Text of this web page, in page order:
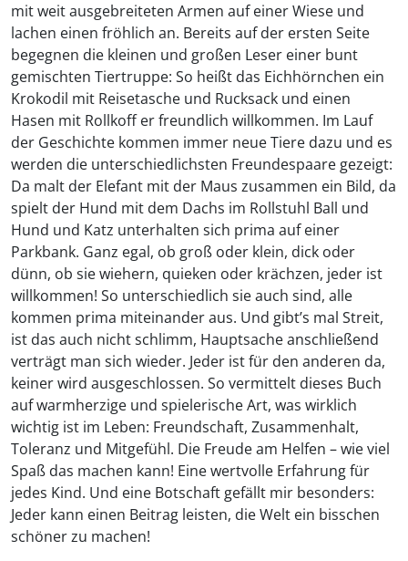
mit weit ausgebreiteten Armen auf einer Wiese und
lachen einen fröhlich an. Bereits auf der ersten Seite
begegnen die kleinen und großen Leser einer bunt
gemischten Tiertruppe: So heißt das Eichhörnchen ein
Krokodil mit Reisetasche und Rucksack und einen
Hasen mit Rollkoff er freundlich willkommen. Im Lauf
der Geschichte kommen immer neue Tiere dazu und es
werden die unterschiedlichsten Freundespaare gezeigt:
Da malt der Elefant mit der Maus zusammen ein Bild, da
spielt der Hund mit dem Dachs im Rollstuhl Ball und
Hund und Katz unterhalten sich prima auf einer
Parkbank. Ganz egal, ob groß oder klein, dick oder
dünn, ob sie wiehern, quieken oder krächzen, jeder ist
willkommen! So unterschiedlich sie auch sind, alle
kommen prima miteinander aus. Und gibt’s mal Streit,
ist das auch nicht schlimm, Hauptsache anschließend
verträgt man sich wieder. Jeder ist für den anderen da,
keiner wird ausgeschlossen. So vermittelt dieses Buch
auf warmherzige und spielerische Art, was wirklich
wichtig ist im Leben: Freundschaft, Zusammenhalt,
Toleranz und Mitgefühl. Die Freude am Helfen – wie viel
Spaß das machen kann! Eine wertvolle Erfahrung für
jedes Kind. Und eine Botschaft gefällt mir besonders:
Jeder kann einen Beitrag leisten, die Welt ein bisschen
schöner zu machen!